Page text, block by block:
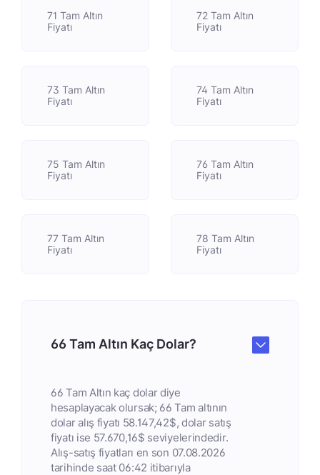
71 Tam Altın
Fiyatı
72 Tam Altın
Fiyatı
73 Tam Altın
Fiyatı
74 Tam Altın
Fiyatı
75 Tam Altın
Fiyatı
76 Tam Altın
Fiyatı
77 Tam Altın
Fiyatı
78 Tam Altın
Fiyatı
66 Tam Altın Kaç Dolar?
66 Tam Altın kaç dolar diye
hesaplayacak olursak; 66 Tam altının
dolar alış fiyatı 58.147,42$, dolar satış
fiyatı ise 57.670,16$ seviyelerindedir.
Alış-satış fiyatları en son 07.08.2026
tarihinde saat 06:42 itibarıyla